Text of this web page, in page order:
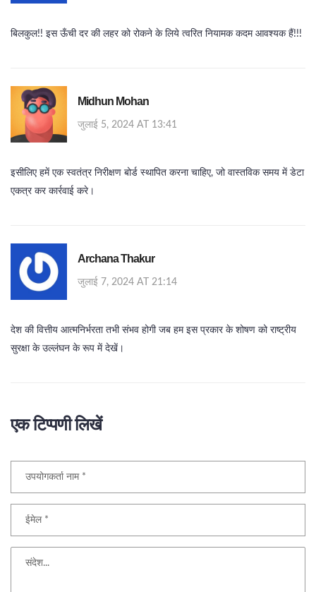
बिलकुल!! इस ऊँची दर की लहर को रोकने के लिये त्वरित नियामक कदम आवश्यक हैं!!!
Midhun Mohan
जुलाई 5, 2024 AT 13:41
इसीलिए हमें एक स्वतंत्र निरीक्षण बोर्ड स्थापित करना चाहिए, जो वास्तविक समय में डेटा
एकत्र कर कार्रवाई करे।
Archana Thakur
जुलाई 7, 2024 AT 21:14
देश की वित्तीय आत्मनिर्भरता तभी संभव होगी जब हम इस प्रकार के शोषण को राष्ट्रीय
सुरक्षा के उल्लंघन के रूप में देखें।
एक टिप्पणी लिखें